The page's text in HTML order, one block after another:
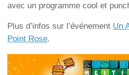
avec un programme cool et
Plus d’infos sur l’événement Un
Point Rose.